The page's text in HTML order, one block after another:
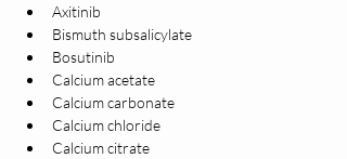
Axitinib
Bismuth subsalicylate
Bosutinib
Calcium acetate
Calcium carbonate
Calcium chloride
Calcium citrate